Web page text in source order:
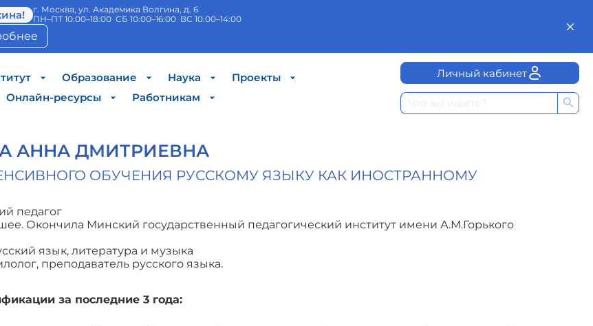
г. Москва, ул. Академика Волгина, д. 6
ПН–ПТ 10:00–18:00 СБ 10:00–16:00 ВС 10:00–14:00
Образование Наука
Проекты
Онлайн-ресурсы Работникам
Личный кабинет
АННА ДМИТРИЕВНА
ОБУЧЕНИЯ РУССКОМУ ЯЗЫКУ КАК ИНОСТРАННОМУ
педагог
Окончила Минский государственный педагогический институт имени А.М.Горького
язык, литература и музыка
преподаватель русского языка.
за последние 3 года: